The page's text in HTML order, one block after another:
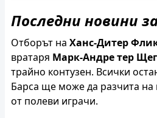
Последни новини
Отборът на Ханс-Дитер
вратаря Марк-Андре тер
трайно контузен. Всички
Барса ще може да разчита
от полеви играчи.